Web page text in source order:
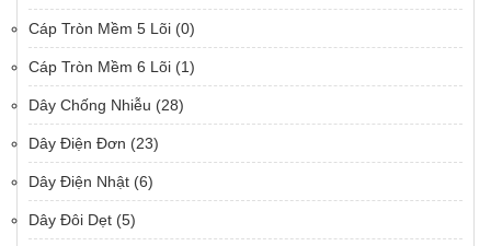
Cáp Tròn Mềm 5 Lõi (0)
Cáp Tròn Mềm 6 Lõi (1)
Dây Chống Nhiễu (28)
Dây Điện Đơn (23)
Dây Điện Nhật (6)
Dây Đôi Dẹt (5)